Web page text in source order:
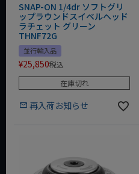
SNAP-ON 1/4dr ソフトグリ
ップラウンドスイベルヘッド
ラチェット グリーン
THNF72G
並行輸入品
¥25,850税込
在庫切れ
再入荷お知らせ